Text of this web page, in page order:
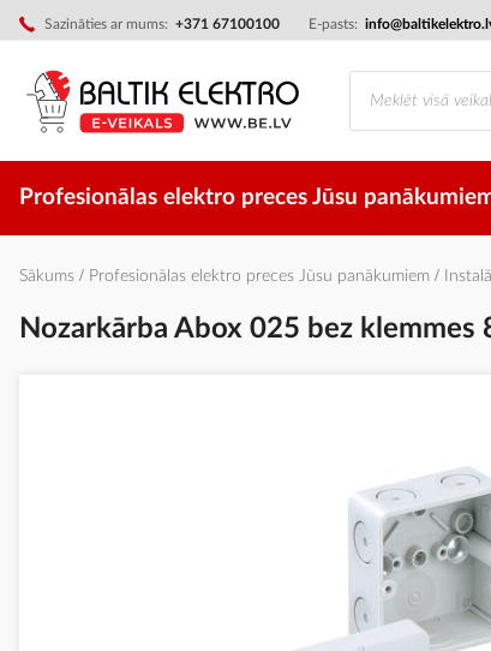
Sazināties ar mums: +371 67100100 E-pasts:
Skip
to
Content
Profesionālas elektro preces Jūsu
Sākums Profesionālas elektro preces Jūsu panākumiem
Nozarkārba Abox 025 bez